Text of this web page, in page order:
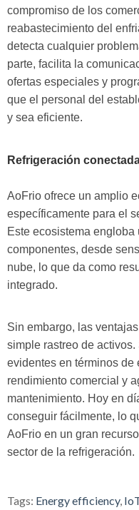
compromiso de los
reabastecimiento del
detecta cualquier
parte, facilita la
ofertas especiales y
que el personal del
y sea eficiente.
Refrigeración
AoFrio ofrece un amplio
específicamente para el
Este ecosistema
componentes, desde
nube, lo que da como
integrado.
Sin embargo, las
simple rastreo de
evidentes en términos de
rendimiento comercial y
mantenimiento. Hoy en
conseguir fácilmente, lo
AoFrio en un gran
sector de la refrigeración.
Tags: Energy efficiency,